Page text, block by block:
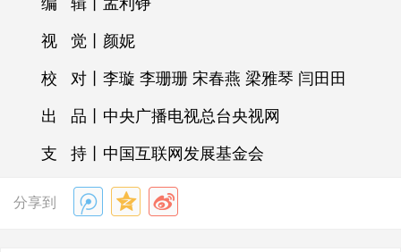
编 辑丨孟利铮
视 觉丨颜妮
校 对丨李璇 李珊珊 宋春燕 梁雅琴 闫田田
出 品丨中央广播电视总台央视网
支 持丨中国互联网发展基金会
分享到